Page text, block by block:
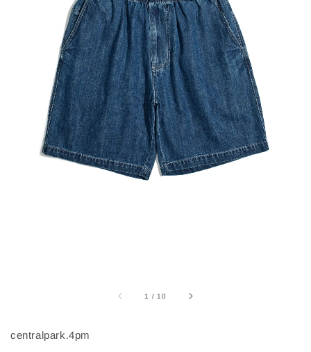
1 / 10
centralpark.4pm